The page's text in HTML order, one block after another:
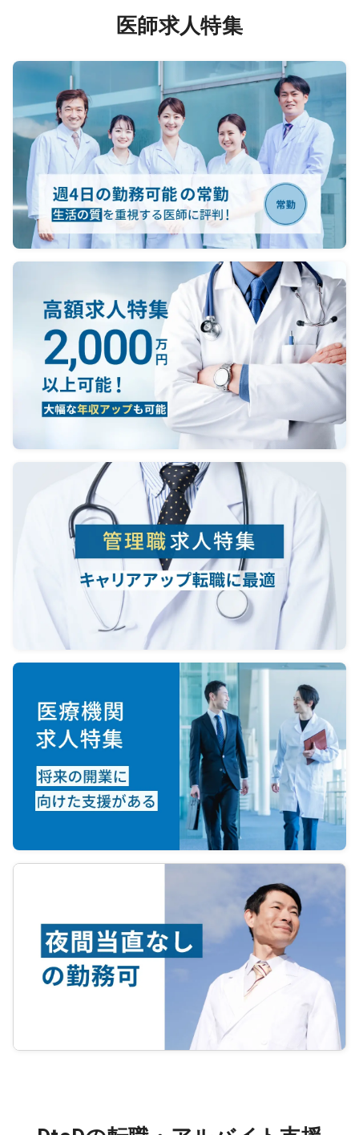
【夜間帯】
＜当直対応＞
救急当番日の当直1
回、病棟管理当直1回
対応件数：救急当番日：15人程
度（ウォークイン・救急車合わせ
て）
病棟管理当直：ほぼなし
当直体制：医師5名、看護師、検
＜オンコール＞
電話の対応あり、出動はほぼ無
し
であれ
が、必
内視
約
年、
内視
台、フ
セ
あり
【夜間
＜当
勤務
救急
当直1
対応
度（
て）
当直
査技
医師求人特集